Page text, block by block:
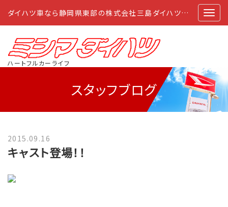
ダイハツ車なら静岡県東部の株式会社三島ダイハツにおまかせ
ハートフルカーライフ
スタッフブログ
2015.09.16
キャスト登場！！